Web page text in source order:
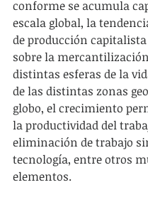
conforme se acumula
escala global, la
de producción
sobre la
distintas esferas de la
de las distintas zonas
globo, el crecimiento
la productividad del
eliminación de trabajo
tecnología, entre otros
elementos.